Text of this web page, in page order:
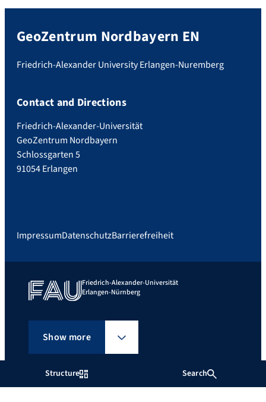
Structure Search
GeoZentrum Nordbayern EN
Friedrich-Alexander University Erlangen-Nuremberg
Contact and Directions
Friedrich-Alexander-Universität
GeoZentrum Nordbayern
Schlossgarten 5
91054 Erlangen
ImpressumDatenschutzBarrierefreiheit
Friedrich-Alexander-Universität
Erlangen-Nürnberg
Show more